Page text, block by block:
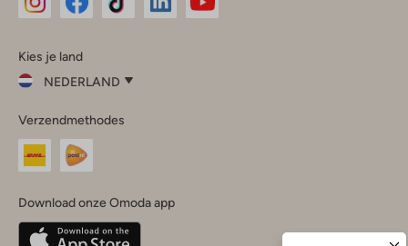
InstagramFacebook
Kies je land
NEDERLAND
je
land
Nederland
Belgique(Français)
Verzendmethodes
Download onze Omoda app